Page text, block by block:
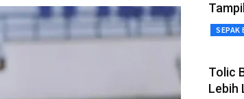
SEPAK
Tolic
Lebih